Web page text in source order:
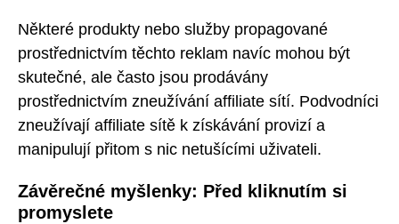
Některé produkty nebo služby propagované
prostřednictvím těchto reklam navíc mohou být
skutečné, ale často jsou prodávány
prostřednictvím zneužívání affiliate sítí. Podvodníci
zneužívají affiliate sítě k získávání provizí a
manipulují přitom s nic netušícími uživateli.
Závěrečné myšlenky: Před kliknutím si
promyslete